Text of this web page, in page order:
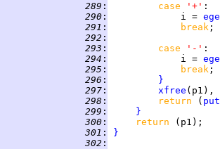
289 : case '+'
290 :
             i =
291 : break
292 :
293 : case '-'
294 :
             i =
295 : break
296 :
}
297 : xfree (p1),
298 : return (
299 :
}
300 : return
301 :
}
302 :